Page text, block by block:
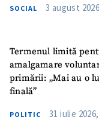
SOCIAL 3 august
Termenul limită
amalgamare
primării: „Mai au o
finală”
POLITIC 31 iulie